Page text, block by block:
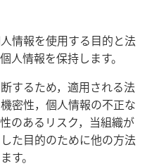
情報を使用する目的と法
人情報を保持します。
するため，適用される法
密性，個人情報の不正な
のあるリスク，当組織が
た目的のために他の方法
す。